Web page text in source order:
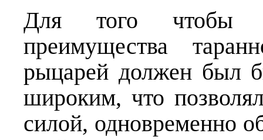
Для того чтобы
преимущества
рыцарей должен был
широким, что
силой, одновременно